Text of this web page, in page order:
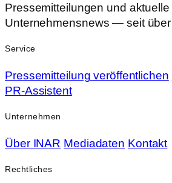
Pressemitteilungen und aktuelle
Unternehmensnews — seit
Service
Pressemitteilung veröffentlichen
PR-Assistent
Unternehmen
Über INAR Mediadaten Kontakt
Rechtliches